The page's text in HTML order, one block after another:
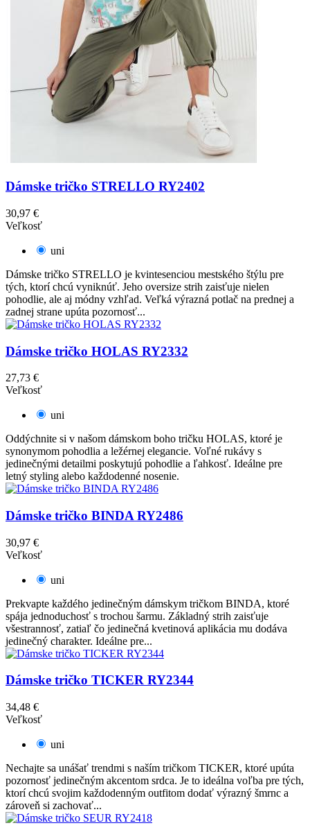
Dámske tričko STRELLO RY2402
30,97 €
Veľkosť
uni
Dámske tričko STRELLO je kvintesenciou mestského štýlu pre
tých, ktorí chcú vyniknúť. Jeho oversize strih zaisťuje nielen
pohodlie, ale aj módny vzhľad. Veľká výrazná potlač na prednej a
zadnej strane upúta pozornosť...
Dámske tričko HOLAS RY2332
27,73 €
Veľkosť
uni
Oddýchnite si v našom dámskom boho tričku HOLAS, ktoré je
synonymom pohodlia a ležérnej elegancie. Voľné rukávy s
jedinečnými detailmi poskytujú pohodlie a ľahkosť. Ideálne pre
letný styling alebo každodenné nosenie.
Dámske tričko BINDA RY2486
30,97 €
Veľkosť
uni
Prekvapte každého jedinečným dámskym tričkom BINDA, ktoré
spája jednoduchosť s trochou šarmu. Základný strih zaisťuje
všestrannosť, zatiaľ čo jedinečná kvetinová aplikácia mu dodáva
jedinečný charakter. Ideálne pre...
Dámske tričko TICKER RY2344
34,48 €
Veľkosť
uni
Nechajte sa unášať trendmi s naším tričkom TICKER, ktoré upúta
pozornosť jedinečným akcentom srdca. Je to ideálna voľba pre tých,
ktorí chcú svojim každodenným outfitom dodať výrazný šmrnc a
zároveň si zachovať...